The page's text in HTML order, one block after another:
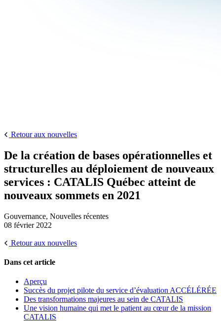
Retour aux nouvelles
De la création de bases opérationnelles et
structurelles au déploiement de nouveaux
services : CATALIS Québec atteint de
nouveaux sommets en 2021
Gouvernance, Nouvelles récentes
08 février 2022
Retour aux nouvelles
Dans cet article
Aperçu
Succès du projet pilote du service d’évaluation ACCÉLÉRÉE
Des transformations majeures au sein de CATALIS
Une vision humaine qui met le patient au cœur de la mission
CATALIS